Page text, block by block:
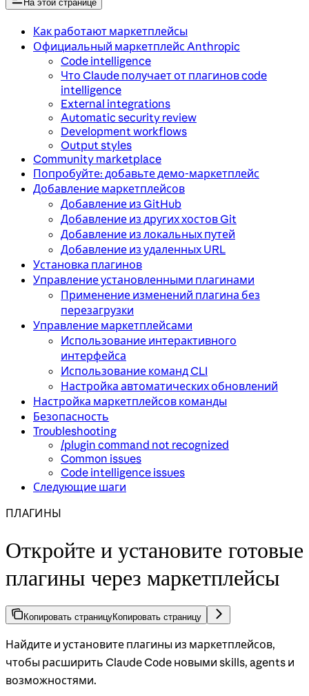
На этой странице
Как работают маркетплейсы
Официальный маркетплейс Anthropic
Code intelligence
Что Claude получает от плагинов code
intelligence
External integrations
Automatic security review
Development workflows
Output styles
Community marketplace
Попробуйте: добавьте демо-маркетплейс
Добавление маркетплейсов
Добавление из GitHub
Добавление из других хостов Git
Добавление из локальных путей
Добавление из удаленных URL
Установка плагинов
Управление установленными плагинами
Применение изменений плагина без
перезагрузки
Управление маркетплейсами
Использование интерактивного
интерфейса
Использование команд CLI
Настройка автоматических обновлений
Настройка маркетплейсов команды
Безопасность
Troubleshooting
/plugin command not recognized
Common issues
Code intelligence issues
Следующие шаги
ПЛАГИНЫ
Откройте и установите готовые
плагины через маркетплейсы
Копировать страницуКопировать страницу
Найдите и установите плагины из маркетплейсов,
чтобы расширить Claude Code новыми skills, agents и
возможностями.